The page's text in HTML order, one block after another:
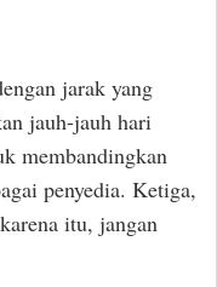
jarak yang
jauh-jauh hari
membandingkan
penyedia. Ketiga,
itu, jangan